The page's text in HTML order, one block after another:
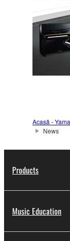
Acasă -
News
Products
Music Education